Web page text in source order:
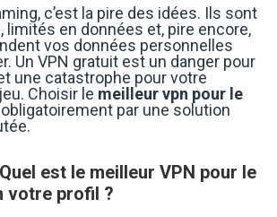
c’est la pire des idées. Ils sont
limités en données et, pire encore,
vos données personnelles
Un VPN gratuit est un danger pour
une catastrophe pour votre
Choisir le meilleur vpn pour le
par une solution
est le meilleur VPN pour le
votre profil ?